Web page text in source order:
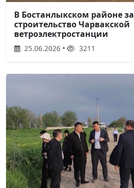
В Бостанлыкском районе
строительство Чарвакской
ветроэлектростанции
25.06.2026 • 3211